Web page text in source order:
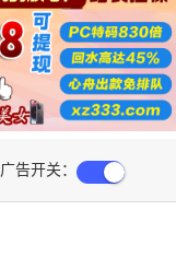
广告开关：